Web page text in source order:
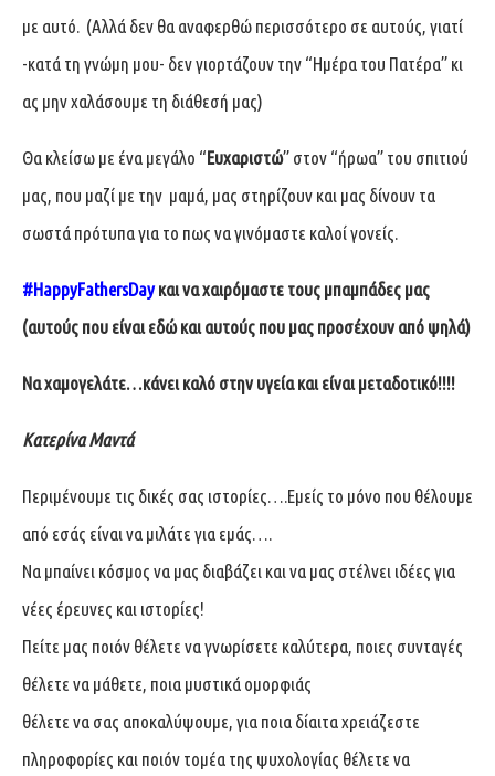
με αυτό. (Αλλά δεν θα αναφερθώ περισσότερο σε αυτούς, γιατί
-κατά τη γνώμη μου- δεν γιορτάζουν την “Ημέρα του Πατέρα” κι
ας μην χαλάσουμε τη διάθεσή μας)
Θα κλείσω με ένα μεγάλο “Ευχαριστώ” στον “ήρωα” του σπιτιού
μας, που μαζί με την μαμά, μας στηρίζουν και μας δίνουν τα
σωστά πρότυπα για το πως να γινόμαστε καλοί γονείς.
#HappyFathersDayκαι να χαιρόμαστε τους μπαμπάδες μας
(αυτούς που είναι εδώ και αυτούς που μας προσέχουν από ψηλά)
Να χαμογελάτε…κάνει καλό στην υγεία και είναι μεταδοτικό!!!!
Κατερίνα Μαντά
Περιμένουμε τις δικές σας ιστορίες….Εμείς το μόνο που θέλουμε
από εσάς είναι να μιλάτε για εμάς….
Να μπαίνει κόσμος να μας διαβάζει και να μας στέλνει ιδέες για
νέες έρευνες και ιστορίες!
Πείτε μας ποιόν θέλετε να γνωρίσετε καλύτερα, ποιες συνταγές
θέλετε να μάθετε, ποια μυστικά ομορφιάς
θέλετε να σας αποκαλύψουμε, για ποια δίαιτα χρειάζεστε
πληροφορίες και ποιόν τομέα της ψυχολογίας θέλετε να